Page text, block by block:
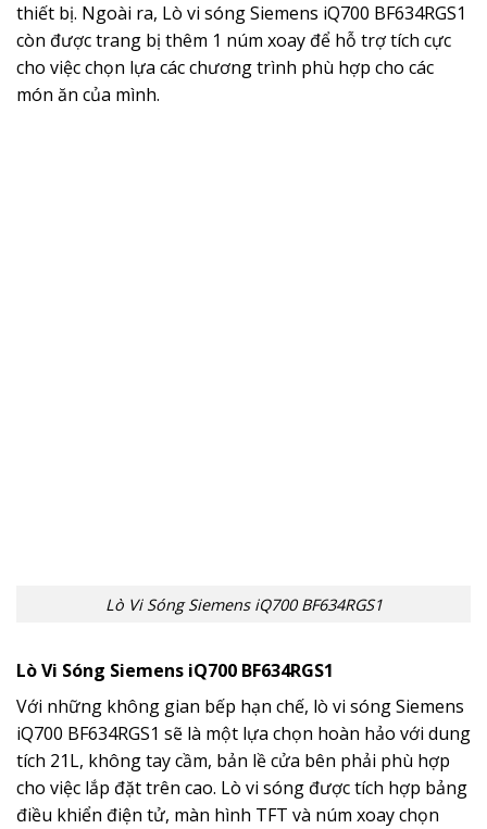
thiết bị. Ngoài ra, Lò vi sóng Siemens iQ700 BF634RGS1
còn được trang bị thêm 1 núm xoay để hỗ trợ tích cực
cho việc chọn lựa các chương trình phù hợp cho các
món ăn của mình.
Lò Vi Sóng Siemens iQ700 BF634RGS1
Lò Vi Sóng Siemens iQ700 BF634RGS1
Với những không gian bếp hạn chế, lò vi sóng Siemens
iQ700 BF634RGS1 sẽ là một lựa chọn hoàn hảo với dung
tích 21L, không tay cầm, bản lề cửa bên phải phù hợp
cho việc lắp đặt trên cao. Lò vi sóng được tích hợp bảng
điều khiển điện tử, màn hình TFT và núm xoay chọn